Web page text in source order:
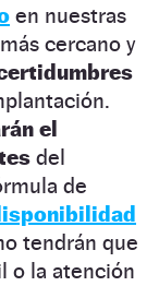
en nuestras
cercano y
el
del
de
tendrán que
o la atención